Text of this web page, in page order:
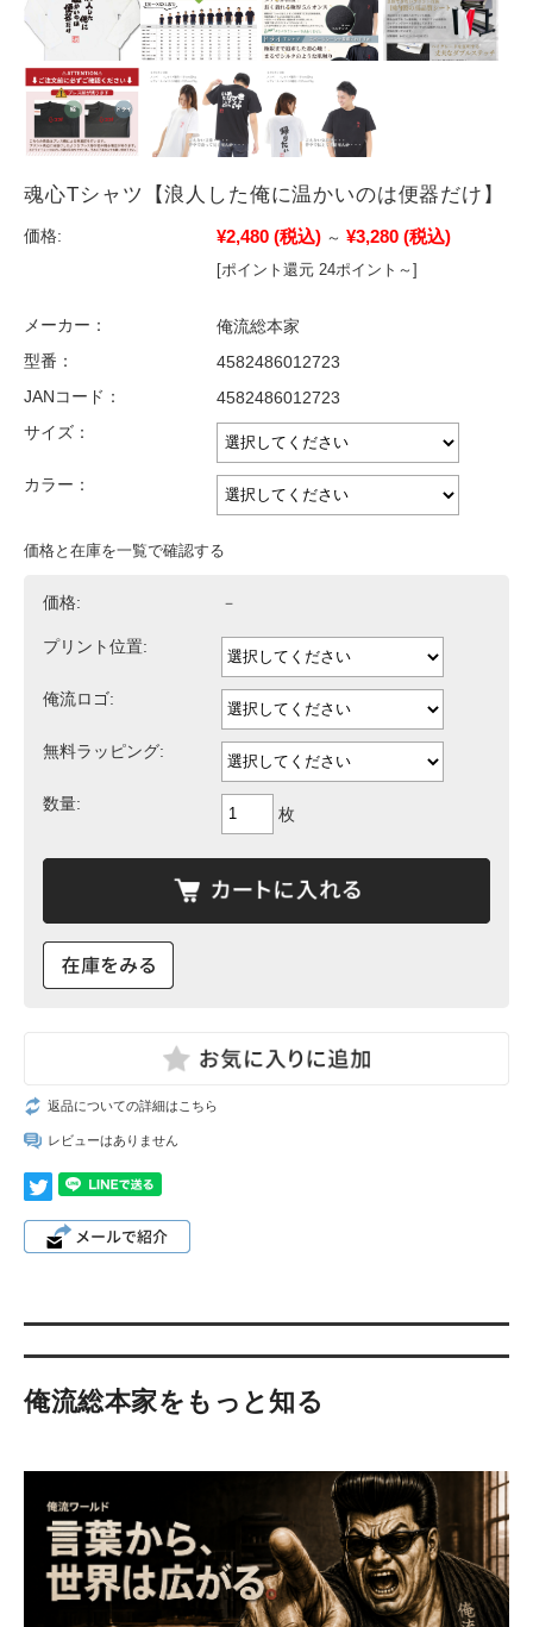
魂心Tシャツ【浪人した俺に温かいのは便器だけ】
価格: ¥2,480 (税込) ～ ¥3,280 (税込)
[ポイント還元 24ポイント～]
メーカー：
俺流総本家
型番：
4582486012723
JANコード：
4582486012723
サイズ：
カラー：
価格と在庫を一覧で確認する
価格: －
プリント位置:
俺流ロゴ:
無料ラッピング:
数量:
枚
返品についての詳細はこちら
レビューはありません
俺流総本家をもっと知る